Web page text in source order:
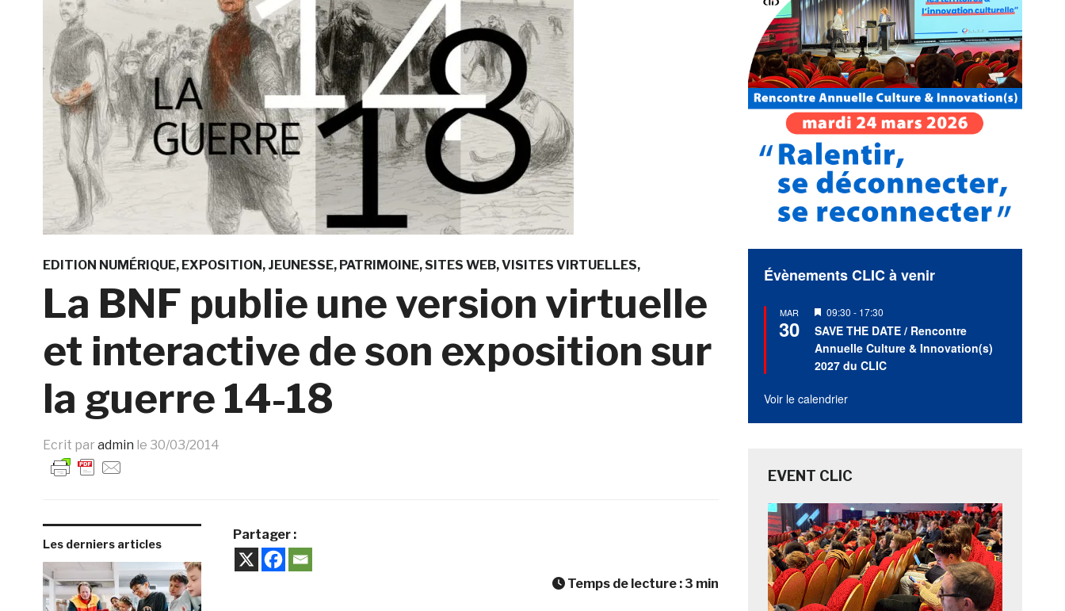
EDITION NUMÉRIQUE EXPOSITION JEUNESSE PATRIMOINE SITES WEB VISITES VIRTUELLES
La BNF publie une version virtuelle
et interactive de son exposition sur
la guerre 14-18
Ecrit par admin le 30/03/2014
Les derniers articles
Partager :
Temps de lecture : 3 min
Évènements CLIC à venir
MAR
30
Mis
en
avant
09:30 - 17:30
SAVE THE DATE / Rencontre
Annuelle Culture & Innovation(s)
2027 du CLIC
Voir le calendrier
EVENT CLIC